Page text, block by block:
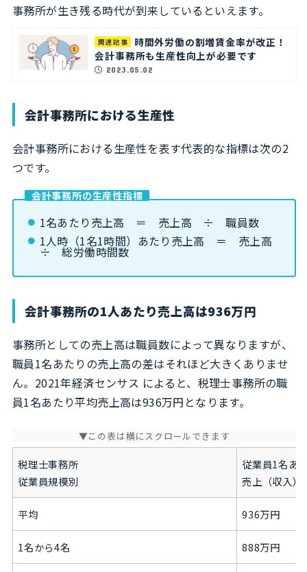
事務所が生き残る時代が到来しているといえます。
関連記事
時間外労働の割増賃金率が改正！
会計事務所も生産性向上が必要です
2023.05.02
会計事務所における生産性
会計事務所における生産性を表す代表的な指標は次の2
つです。
会計事務所の生産性指標
1名あたり売上高 ＝ 売上高 ÷ 職員数
1人時（1名1時間）あたり売上高 ＝ 売上高
÷ 総労働時間数
会計事務所の1人あたり売上高は936万円
事務所としての売上高は職員数によって異なりますが、
職員1名あたりの売上高の差はそれほど大きくありませ
ん。2021年経済センサス によると、税理士事務所の職
員1名あたり平均売上高は936万円となります。
税理士事務所
従業員規模別
従業員1名あ
売上（収入）
平均 936万円
1名から4名 888万円